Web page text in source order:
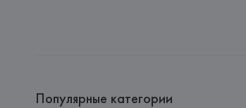
Популярные категории